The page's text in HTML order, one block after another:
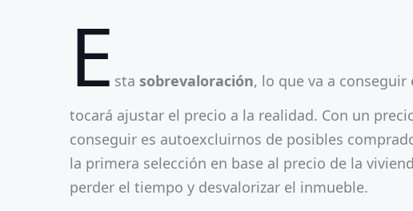
E sta sobrevaloración, lo que va a
tocará ajustar el precio a la realidad. Con un
conseguir es autoexcluirnos de posibles
la primera selección en base al precio de la
perder el tiempo y desvalorizar el inmueble.